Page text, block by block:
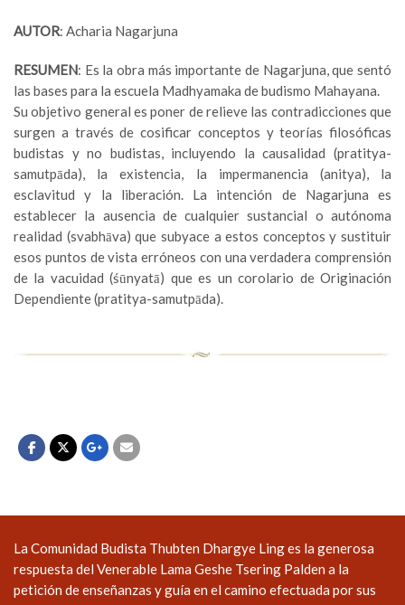
AUTOR: Acharia Nagarjuna
RESUMEN: Es la obra más importante de Nagarjuna, que sentó
las bases para la escuela Madhyamaka de budismo Mahayana.
Su objetivo general es poner de relieve las contradicciones que
surgen a través de cosificar conceptos y teorías filosóficas
budistas y no budistas, incluyendo la causalidad (pratitya-
samutpāda), la existencia, la impermanencia (anitya), la
esclavitud y la liberación. La intención de Nagarjuna es
establecer la ausencia de cualquier sustancial o autónoma
realidad (svabhāva) que subyace a estos conceptos y sustituir
esos puntos de vista erróneos con una verdadera comprensión
de la vacuidad (śūnyatā) que es un corolario de Originación
Dependiente (pratitya-samutpāda).
La Comunidad Budista Thubten Dhargye Ling es la generosa
respuesta del Venerable Lama Geshe Tsering Palden a la
petición de enseñanzas y guía en el camino efectuada por sus